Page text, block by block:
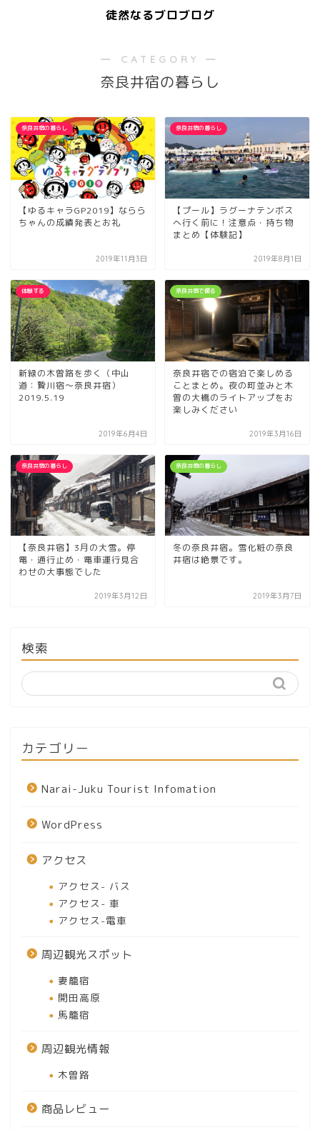
徒然なるブロブログ
― CATEGORY ―
奈良井宿の暮らし
奈良井宿の暮らし
【ゆるキャラGP2019】ならら
ちゃんの成績発表とお礼
2019年11月3日
奈良井宿の暮らし
【プール】ラグーナテンボス
へ行く前に！注意点・持ち物
まとめ【体験記】
2019年8月1日
体験する
新緑の木曽路を歩く（中山
道：贄川宿〜奈良井宿）
2019.5.19
2019年6月4日
奈良井宿で撮る
奈良井宿での宿泊で楽しめる
ことまとめ。夜の町並みと木
曽の大橋のライトアップをお
楽しみください
2019年3月16日
奈良井宿の暮らし
【奈良井宿】3月の大雪。停
電・通行止め・電車運行見合
わせの大事態でした
2019年3月12日
奈良井宿の暮らし
冬の奈良井宿。雪化粧の奈良
井宿は絶景です。
2019年3月7日
検索
カテゴリー
Narai-Juku Tourist Infomation
WordPress
アクセス
アクセス- バス
アクセス- 車
アクセス-電車
周辺観光スポット
妻籠宿
開田高原
馬籠宿
周辺観光情報
木曽路
商品レビュー